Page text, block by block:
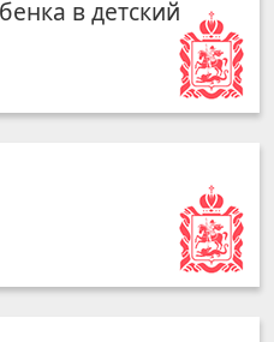
в детский